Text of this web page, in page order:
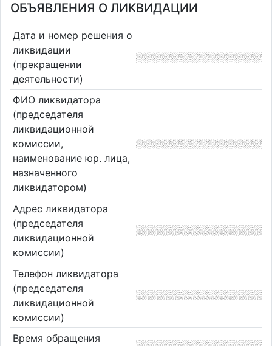
ОБЪЯВЛЕНИЯ О ЛИКВИДАЦИИ
Дата и номер решения о
ликвидации
(прекращении
деятельности)
ФИО ликвидатора
(председателя
ликвидационной
комиссии,
наименование юр. лица,
назначенного
ликвидатором)
Адрес ликвидатора
(председателя
ликвидационной
комиссии)
Телефон ликвидатора
(председателя
ликвидационной
комиссии)
Время обращения